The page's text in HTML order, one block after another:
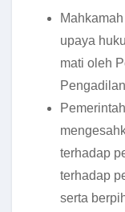
upaya
mati oleh
terhadap
terhadap
serta